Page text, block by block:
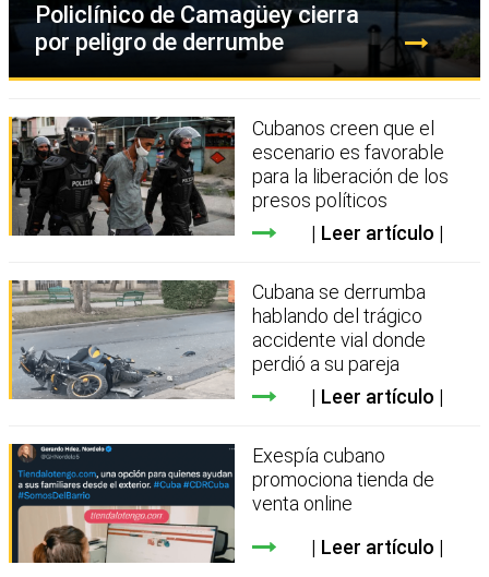
Policlínico de Camagüey cierra
por peligro de derrumbe
Cubanos creen que el
escenario es favorable
para la liberación de los
presos políticos
Leer artículo
Cubana se derrumba
hablando del trágico
accidente vial donde
perdió a su pareja
Leer artículo
Exespía cubano
promociona tienda de
venta online
Leer artículo